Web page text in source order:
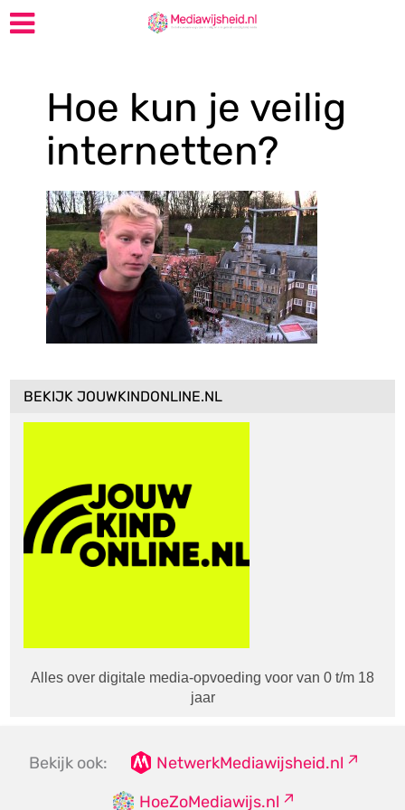
Hoe kun je veilig
internetten?
BEKIJK JOUWKINDONLINE.NL
Alles over digitale media-opvoeding voor van 0 t/m 18
jaar
Bekijk ook:
NetwerkMediawijsheid.nl
HoeZoMediawijs.nl